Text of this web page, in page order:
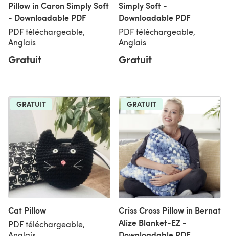
Pillow in Caron Simply Soft
- Downloadable PDF
PDF téléchargeable,
Anglais
Gratuit
Simply Soft -
Downloadable PDF
PDF téléchargeable,
Anglais
Gratuit
GRATUIT
Cat Pillow
PDF téléchargeable,
GRATUIT
Criss Cross Pillow in Bernat
Alize Blanket-EZ -